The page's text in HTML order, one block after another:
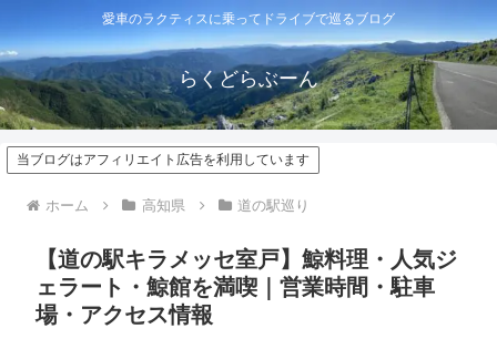
愛車のラクティスに乗ってドライブで巡るブログ
らくどらぶーん
当ブログはアフィリエイト広告を利用しています
ホーム 高知県 道の駅巡り
【道の駅キラメッセ室戸】鯨料理・人気ジ
ェラート・鯨館を満喫｜営業時間・駐車
場・アクセス情報